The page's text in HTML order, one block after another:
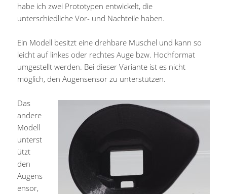
habe ich zwei Prototypen entwickelt, die
unterschiedliche Vor- und Nachteile haben.
Ein Modell besitzt eine drehbare Muschel und kann so
leicht auf linkes oder rechtes Auge bzw. Hochformat
umgestellt werden. Bei dieser Variante ist es nicht
möglich, den Augensensor zu unterstützen.
Das
andere
Modell
unterst
ützt
den
Augens
ensor,